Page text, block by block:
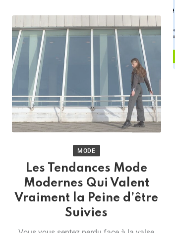
MODE
Les Tendances Mode
Modernes Qui Valent
Vraiment la Peine d’être
Suivies
Vous vous sentez perdu face à la valse